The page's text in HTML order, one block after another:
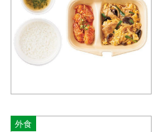
外食